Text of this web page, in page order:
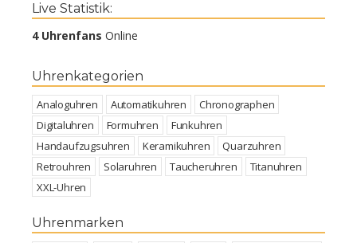
Live Statistik:
4 Uhrenfans Online
Uhrenkategorien
Analoguhren Automatikuhren
Chronographen
Digitaluhren
Formuhren
Funkuhren
Handaufzugsuhren
Keramikuhren
Quarzuhren
Retrouhren
Solaruhren Taucheruhren
Titanuhren
XXL-Uhren
Uhrenmarken